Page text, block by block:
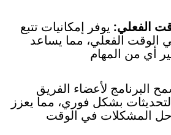
الفعلي: يوفر إمكانيات تتبع
الوقت الفعلي، مما يساعد
أي من المهام
البرنامج لأعضاء الفريق
بشكل فوري، مما يعزز
المشكلات في الوقت